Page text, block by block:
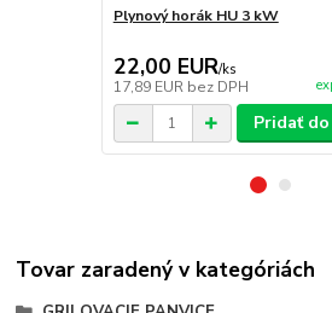
Plynový horák HU 3 kW
22,00 EUR/ks
17,89 EUR bez DPH
Pridať
Tovar zaradený v kategóriách